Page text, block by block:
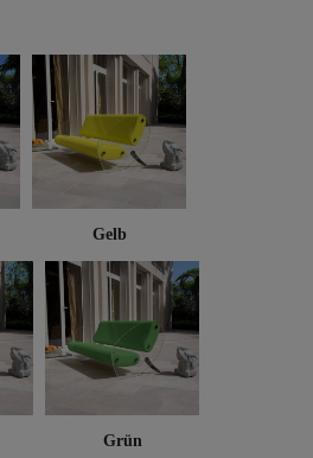
Gelb
Grün